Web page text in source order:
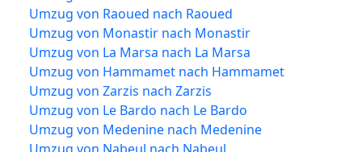
Umzug von Raoued nach Raoued
Umzug von Monastir nach Monastir
Umzug von La Marsa nach La Marsa
Umzug von Hammamet nach Hammamet
Umzug von Zarzis nach Zarzis
Umzug von Le Bardo nach Le Bardo
Umzug von Medenine nach Medenine